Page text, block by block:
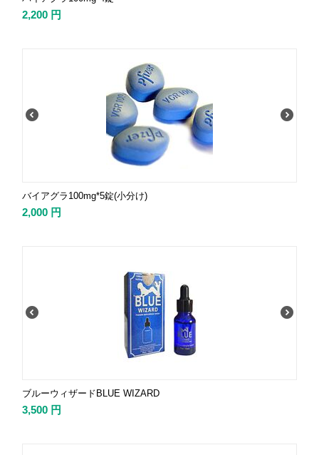
2,200 円
バイアグラ100mg*5錠(小分け)
2,000 円
ブルーウィザードBLUE WIZARD
3,500 円